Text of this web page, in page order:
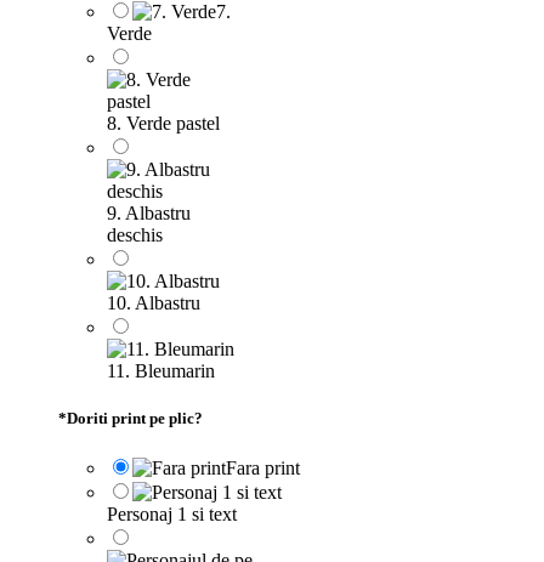
7.
Verde
8. Verde pastel
9. Albastru
deschis
10. Albastru
11. Bleumarin
*Doriti print pe plic?
Fara print
Personaj 1 si text